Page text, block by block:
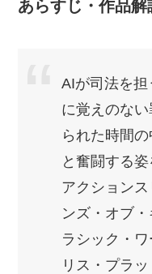
あらすじ・作品解
AIが司法を
に覚えのな
られた時間
と奮闘する
アクション
ンズ・オブ
ラシック・
リス・プラ